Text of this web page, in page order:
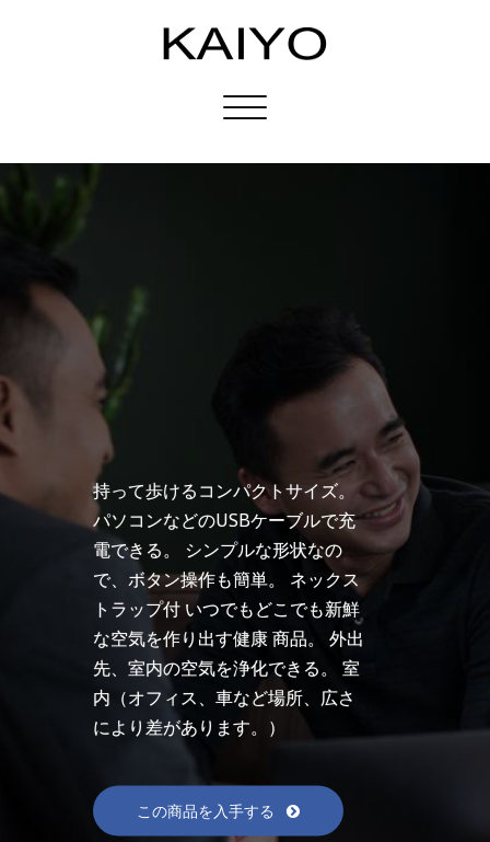
Toggle
持って歩けるコンパクトサイズ。
パソコンなどのUSBケーブルで充
電できる。 シンプルな形状なの
で、ボタン操作も簡単。 ネックス
トラップ付 いつでもどこでも新鮮
な空気を作り出す健康 商品。 外出
先、室内の空気を浄化できる。 室
内（オフィス、車など場所、広さ
により差があります。）
この商品を入手する